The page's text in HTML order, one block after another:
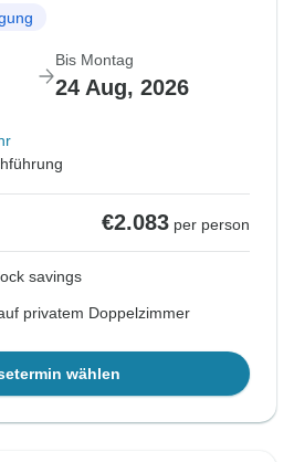
Bis Montag
24 Aug, 2026
€2.083 per person
savings
privatem Doppelzimmer
wählen